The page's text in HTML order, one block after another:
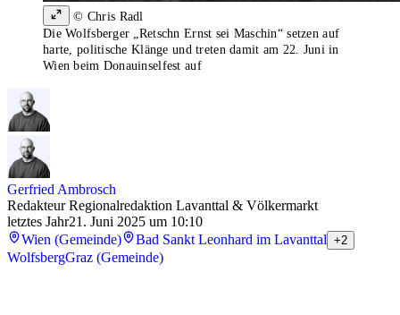
© Chris Radl
Die Wolfsberger „Retschn Ernst sei Maschin“ setzen auf
harte, politische Klänge und treten damit am 22. Juni in
Wien beim Donauinselfest auf
Gerfried Ambrosch
Redakteur Regionalredaktion Lavanttal & Völkermarkt
letztes Jahr21. Juni 2025 um 10:10
Wien (Gemeinde)
Bad Sankt Leonhard im Lavanttal +2
WolfsbergGraz (Gemeinde)